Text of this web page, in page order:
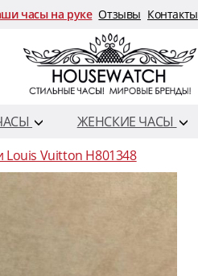
часы на руке Отзывы Контакты
ЖЕНСКИЕ ЧАСЫ
Louis Vuitton H801348